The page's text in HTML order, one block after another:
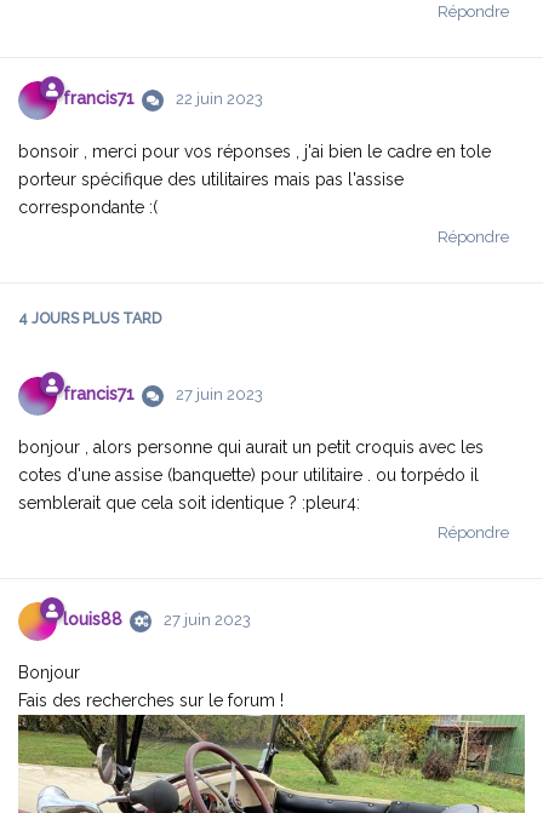
Répondre
francis71 22 juin 2023
bonsoir , merci pour vos réponses , j'ai bien le cadre en tole
porteur spécifique des utilitaires mais pas l'assise
correspondante :(
Répondre
4 JOURSPLUS TARD
francis71 27 juin 2023
bonjour , alors personne qui aurait un petit croquis avec les
cotes d'une assise (banquette) pour utilitaire . ou torpédo il
semblerait que cela soit identique ? :pleur4:
Répondre
louis88 27 juin 2023
Bonjour
Fais des recherches sur le forum !